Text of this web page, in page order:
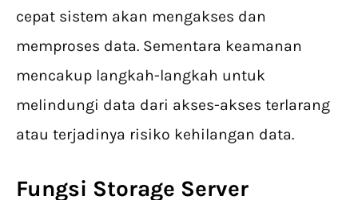
cepat sistem akan mengakses dan
memproses data. Sementara keamanan
mencakup langkah-langkah untuk
melindungi data dari akses-akses terlarang
atau terjadinya risiko kehilangan data.
Fungsi Storage Server